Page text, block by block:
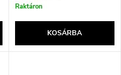
Raktáron
KOSÁRBA